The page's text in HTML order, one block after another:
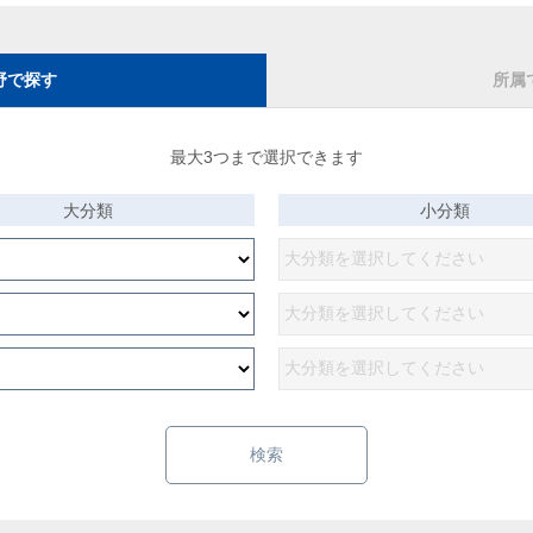
で探す 所属
最大3つまで選択できます
大分類 小分類
検索